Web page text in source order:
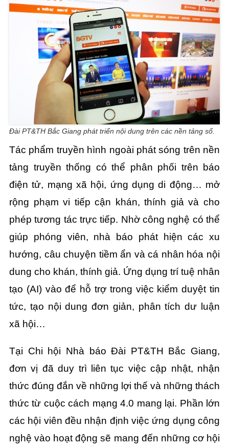
Đài PT&TH Bắc Giang phát triển nội dung trên các nền tảng số.
Tác phẩm truyền hình ngoài phát sóng trên nền
tảng truyền thống có thể phân phối trên báo
điện tử, mạng xã hội, ứng dụng di động… mở
rộng phạm vi tiếp cận khán, thính giả và cho
phép tương tác trực tiếp. Nhờ công nghệ có thể
giúp phóng viên, nhà báo phát hiện các xu
hướng, câu chuyện tiềm ẩn và cá nhân hóa nội
dung cho khán, thính giả. Ứng dụng trí tuệ nhân
tạo (AI) vào để hỗ trợ trong việc kiểm duyệt tin
tức, tạo nội dung đơn giản, phân tích dư luận
xã hội…
Tại Chi hội Nhà báo Đài PT&TH Bắc Giang,
đơn vị đã duy trì liên tục việc cập nhật, nhận
thức đúng đắn về những lợi thế và những thách
thức từ cuộc cách mạng 4.0 mang lại. Phần lớn
các hội viên đều nhận định việc ứng dụng công
nghệ vào hoạt động sẽ mang đến những cơ hội